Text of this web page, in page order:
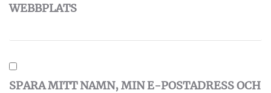
WEBBPLATS
SPARA MITT NAMN, MIN E-POSTADRESS OCH